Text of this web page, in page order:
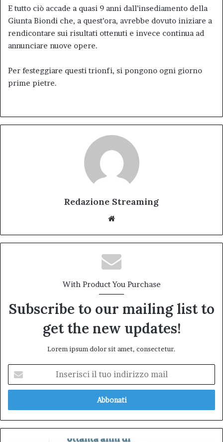
E tutto ciò accade a quasi 9 anni dall’insediamento della
Giunta Biondi che, a quest’ora, avrebbe dovuto iniziare a
rendicontare sui risultati ottenuti e invece continua ad
annunciare nuove opere.
Per festeggiare questi trionfi, si pongono ogni giorno
prime pietre.
Redazione Streaming
With Product You Purchase
Subscribe to our mailing list to
get the new updates!
Lorem ipsum dolor sit amet, consectetur.
tuo
mail